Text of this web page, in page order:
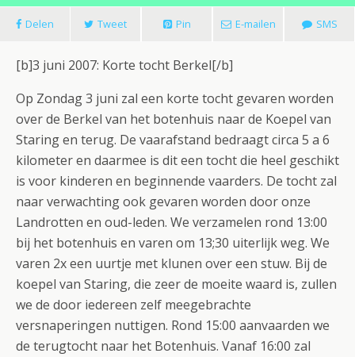
Delen Tweet Pin E-mailen SMS
[b]3 juni 2007: Korte tocht Berkel[/b]
Op Zondag 3 juni zal een korte tocht gevaren worden
over de Berkel van het botenhuis naar de Koepel van
Staring en terug. De vaarafstand bedraagt circa 5 a 6
kilometer en daarmee is dit een tocht die heel geschikt
is voor kinderen en beginnende vaarders. De tocht zal
naar verwachting ook gevaren worden door onze
Landrotten en oud-leden. We verzamelen rond 13:00
bij het botenhuis en varen om 13;30 uiterlijk weg. We
varen 2x een uurtje met klunen over een stuw. Bij de
koepel van Staring, die zeer de moeite waard is, zullen
we de door iedereen zelf meegebrachte
versnaperingen nuttigen. Rond 15:00 aanvaarden we
de terugtocht naar het Botenhuis. Vanaf 16:00 zal